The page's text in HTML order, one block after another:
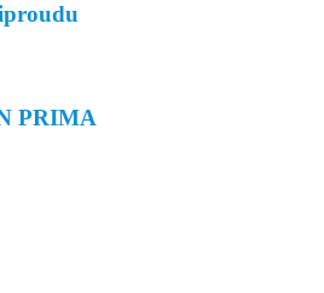
PRIMA